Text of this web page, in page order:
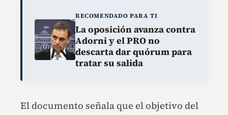
RECOMENDADO PARA TI
La oposición avanza contra
Adorni y el PRO no
descarta dar quórum para
tratar su salida
El documento señala que el objetivo del